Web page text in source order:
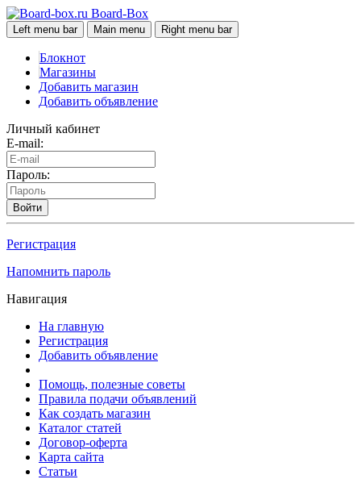
Board-Box
Left menu bar Main menu Right menu bar
Блокнот
Магазины
Добавить магазин
Добавить объявление
Личный кабинет
E-mail:
Пароль:
Войти
Регистрация
Напомнить пароль
Навигация
На главную
Регистрация
Добавить объявление
Помощь, полезные советы
Правила подачи объявлений
Как создать магазин
Каталог статей
Договор-оферта
Карта сайта
Статьи